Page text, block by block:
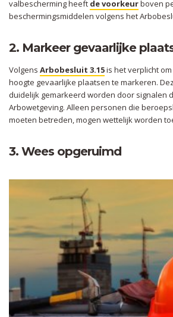
valbescherming heeft de voorkeurboven
beschermingsmiddelen volgens het
2. Markeer gevaarlijke
Volgens Arbobesluit 3.15is het verplicht
hoogte gevaarlijke plaatsen te markeren.
duidelijk gemarkeerd worden door signalen
Arbowetgeving. Alleen personen die
moeten betreden, mogen wettelijk worden
3. Wees opgeruimd